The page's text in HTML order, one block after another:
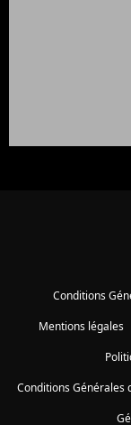
Conditions
Mentions légales
Conditions Générales